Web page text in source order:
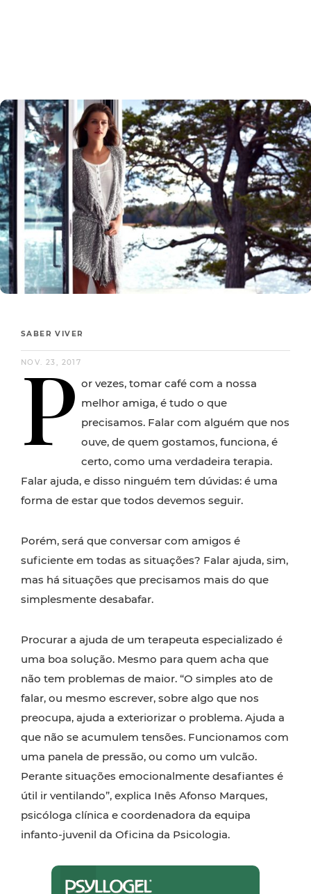
SABER VIVER
NOV. 23, 2017
P or vezes, tomar café com a nossa
melhor amiga, é tudo o que
precisamos. Falar com alguém que nos
ouve, de quem gostamos, funciona, é
certo, como uma verdadeira terapia.
Falar ajuda, e disso ninguém tem dúvidas: é uma
forma de estar que todos devemos seguir.
Porém, será que conversar com amigos é
suficiente em todas as situações? Falar ajuda, sim,
mas há situações que precisamos mais do que
simplesmente desabafar.
Procurar a ajuda de um terapeuta especializado é
uma boa solução. Mesmo para quem acha que
não tem problemas de maior. “O simples ato de
falar, ou mesmo escrever, sobre algo que nos
preocupa, ajuda a exteriorizar o problema. Ajuda a
que não se acumulem tensões. Funcionamos com
uma panela de pressão, ou como um vulcão.
Perante situações emocionalmente desafiantes é
útil ir ventilando”, explica Inês Afonso Marques,
psicóloga clínica e coordenadora da equipa
infanto-juvenil da Oficina da Psicologia.